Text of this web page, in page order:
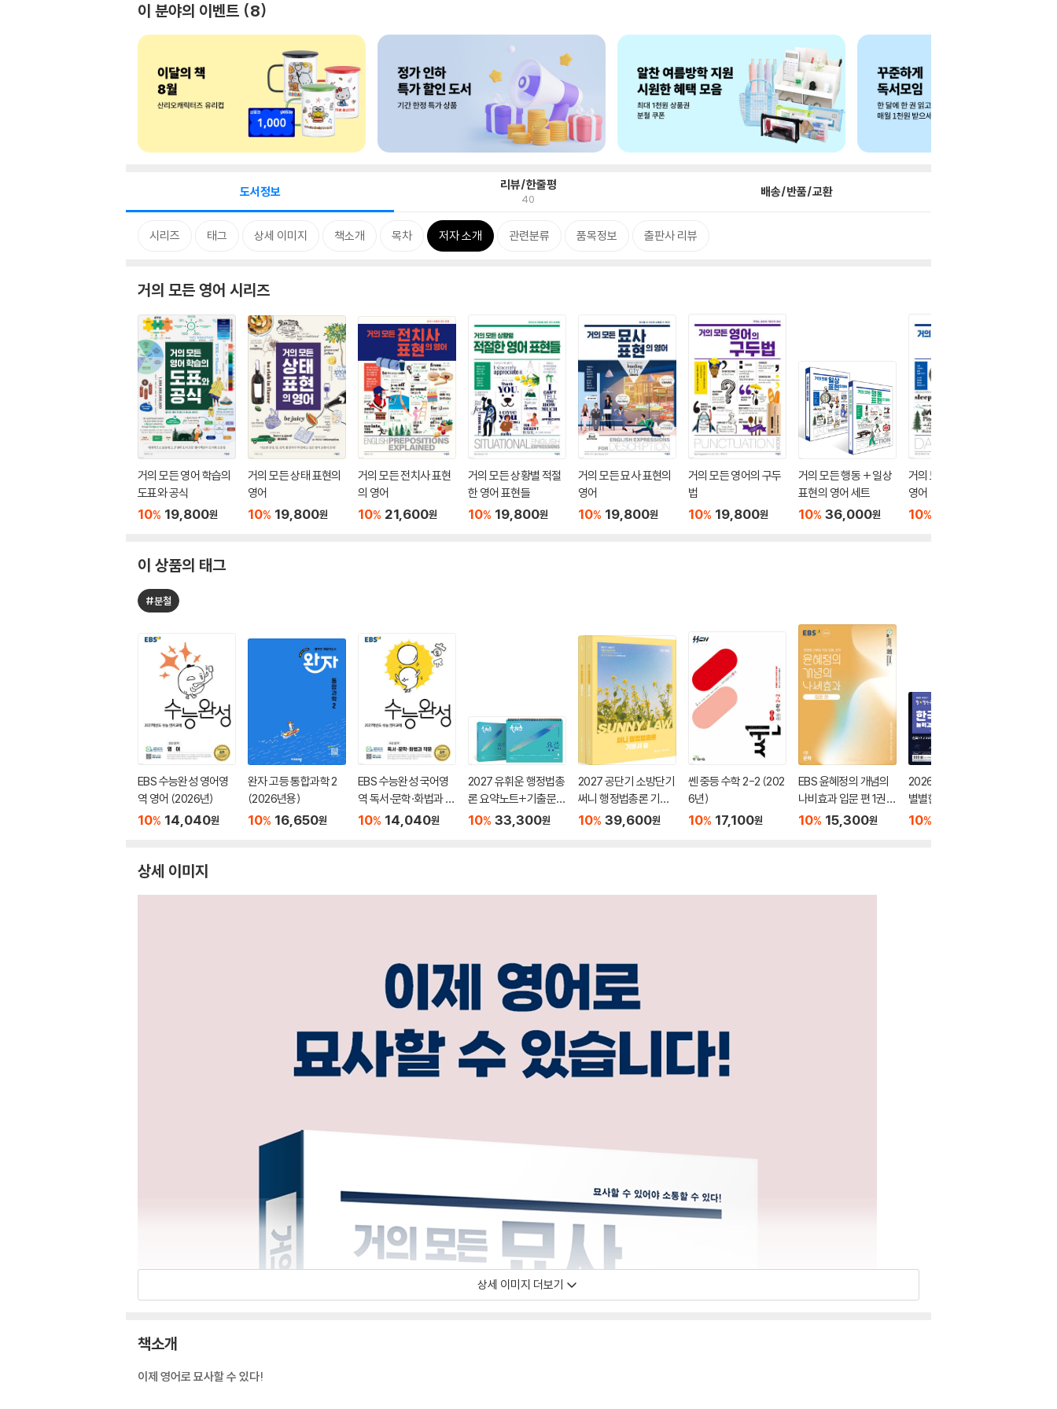
이 분야의 이벤트 8
도서정보 리뷰/한줄평
40 배송/반품/교환
시리즈 태그 상세 이미지 책소개 목차 저자 소개 관련분류 품목정보 출판사 리뷰
거의 모든 영어 시리즈
거의 모든 영어 학습의
도표와 공식
10% 19,800원
거의 모든 상태 표현의
영어
10% 19,800원
거의 모든 전치사 표현
의 영어
10% 21,600원
거의 모든 상황별 적절
한 영어 표현들
10% 19,800원
거의 모든 묘사 표현의
영어
10% 19,800원
거의 모든 영어의 구두
법
10% 19,800원
거의 모든 행동 + 일상
표현의 영어 세트
10% 36,000원
거의 모든 일상 표현의
영어
10%
이 상품의 태그
#분철
EBS 수능완성 영어영
역 영어 (2026년)
10% 14,040원
완자 고등 통합과학 2
(2026년용)
10% 16,650원
EBS 수능완성 국어영
역 독서·문학·화법과 작
문 (2026년)
10% 14,040원
2027 유휘운 행정법총
론 요약노트+기출문제
(요.플.)
10% 33,300원
2027 공단기 소방단기
써니 행정법총론 기본
서
10% 39,600원
쎈 중등 수학 2-2 (202
6년)
10% 17,100원
EBS 윤혜정의 개념의
나비효과 입문 편 1권
문학 (2026년용)
10% 15,300원
2026 큰별쌤 최태성의
별별한국사 한국사능
력검정시험 심화(1,2,3
10%
상세 이미지
상세 이미지 더보기
책소개
이제 영어로 묘사할 수 있다!